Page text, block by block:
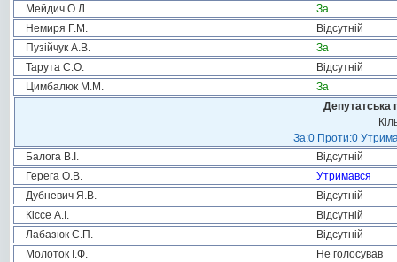
Мейдич О.Л.
За
Немиря Г.М.
Відсутній
Пузійчук А.В.
За
Тарута С.О.
Відсутній
Цимбалюк М.М.
За
Депутатська
За:0 Проти:0
Балога В.І.
Відсутній
Герега О.В.
Утримався
Дубневич Я.В.
Відсутній
Кіссе А.І.
Відсутній
Лабазюк С.П.
Відсутній
Молоток І.Ф.
Не голосував